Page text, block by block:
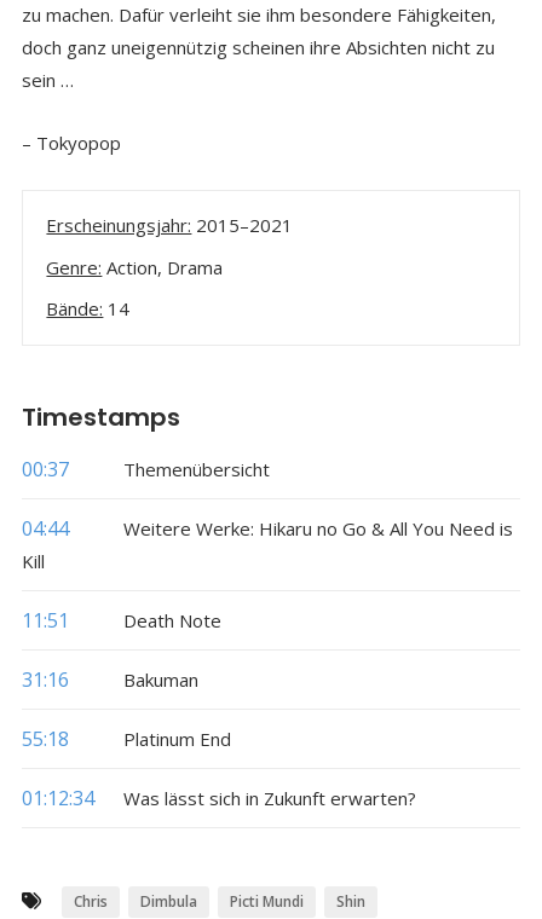
zu machen. Dafür verleiht sie ihm besondere Fähigkeiten,
doch ganz uneigennützig scheinen ihre Absichten nicht zu
sein …
– Tokyopop
Erscheinungsjahr: 2015–2021
Genre: Action, Drama
Bände: 14
Timestamps
00:37 Themenübersicht
04:44
Weitere Werke: Hikaru no Go & All You Need is
Kill
11:51 Death Note
31:16 Bakuman
55:18 Platinum End
01:12:34 Was lässt sich in Zukunft erwarten?
Chris Dimbula Picti Mundi Shin